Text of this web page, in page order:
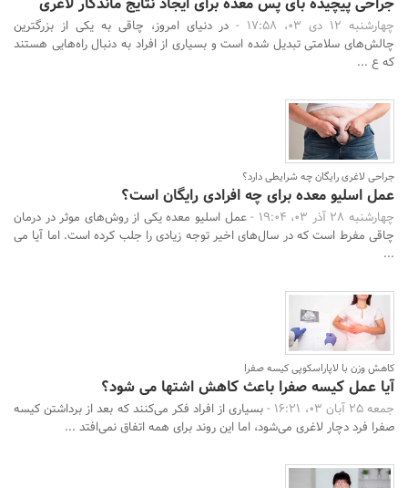
جستجو
چهارشنبه 12 دی 03، 17:58 -
در دنیای امروز، چاقی به یکی از بزرگترین
چالش‌های سلامتی تبدیل شده است و بسیاری از افراد به دنبال راه‌هایی هستند
که ع ...
جراحی لاغری رایگان چه شرایطی دارد؟
عمل اسلیو معده برای چه افرادی رایگان است؟
چهارشنبه 28 آذر 03، 19:04 -
عمل اسلیو معده یکی از روش‌های موثر در درمان
چاقی مفرط است که در سال‌های اخیر توجه زیادی را جلب کرده است. اما آیا می‌
...
کاهش وزن با لاپاراسکوپی کیسه صفرا
آیا عمل کیسه صفرا باعث کاهش اشتها می شود؟
جمعه 25 آبان 03، 16:21 -
بسیاری از افراد فکر می‌کنند که بعد از برداشتن کیسه
صفرا فرد دچار لاغری می‌شود، اما این روند برای همه اتفاق نمی‌افتد ...